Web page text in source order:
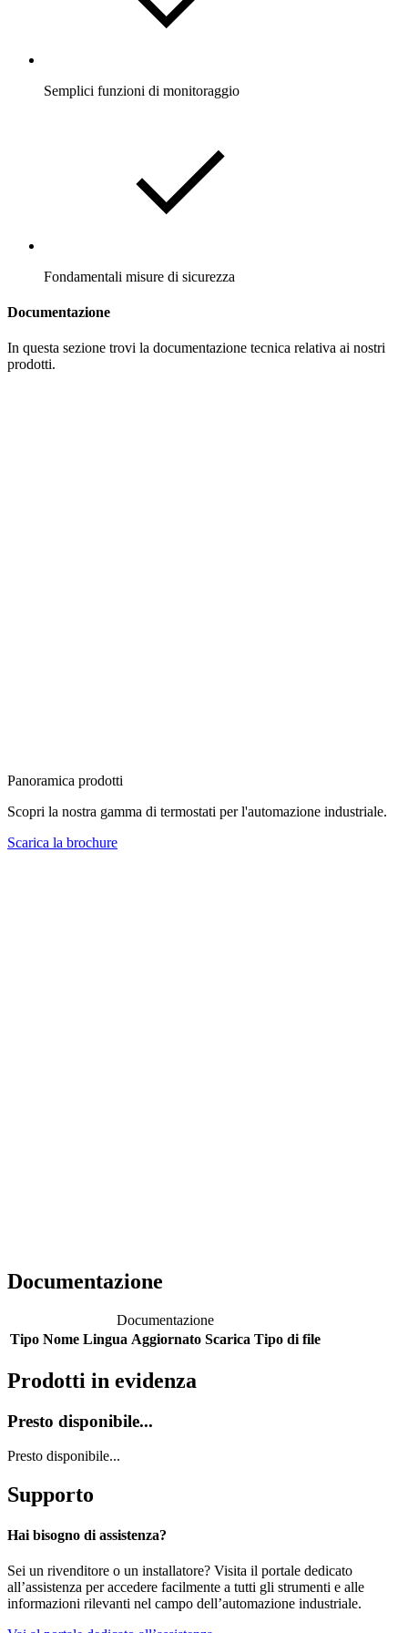
Semplici funzioni di monitoraggio
Fondamentali misure di sicurezza
Documentazione
In questa sezione trovi la documentazione tecnica relativa ai nostri
prodotti.
Panoramica prodotti
Scopri la nostra gamma di termostati per l'automazione industriale.
Scarica la brochure
Documentazione
Documentazione
Tipo Nome Lingua Aggiornato Scarica Tipo di file
Prodotti in evidenza
Presto disponibile...
Presto disponibile...
Supporto
Hai bisogno di assistenza?
Sei un rivenditore o un installatore? Visita il portale dedicato
all’assistenza per accedere facilmente a tutti gli strumenti e alle
informazioni rilevanti nel campo dell’automazione industriale.